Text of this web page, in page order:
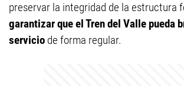
preservar la integridad de la estructura
garantizar que el Tren del Valle pueda
servicio de forma regular.